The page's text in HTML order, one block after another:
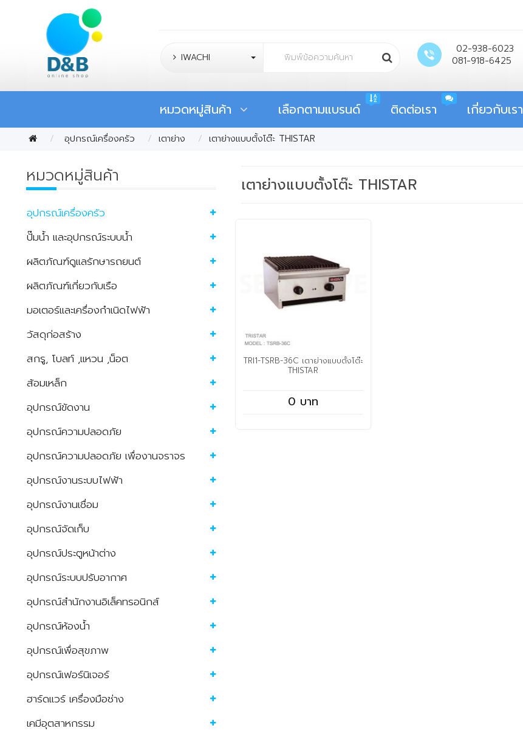
IWACHI
02-938-6023
081-918-6425
หมวดหมู่สินค้า เลือกตามแบรนด์ ติดต่อเรา เกี่ยวกับเรา
อุปกรณ์เครื่องครัว เตาย่าง เตาย่างแบบตั้งโต๊ะ THISTAR
หมวดหมู่สินค้า
อุปกรณ์เครื่องครัว
ปั๊มน้ำ และอุปกรณ์ระบบน้ำ
ผลิตภัณฑ์ดูแลรักษารถยนต์
ผลิตภัณฑ์เกี่ยวกับเรือ
มอเตอร์และเครื่องกำเนิดไฟฟ้า
วัสดุก่อสร้าง
สกรู, โบลท์ ,แหวน ,น็อต
ส้อมเหล็ก
อุปกรณ์ขัดงาน
อุปกรณ์ความปลอดภัย
อุปกรณ์ความปลอดภัย เพื่องานจราจร
อุปกรณ์งานระบบไฟฟ้า
อุปกรณ์งานเชื่อม
อุปกรณ์จัดเก็บ
อุปกรณ์ประตูหน้าต่าง
อุปกรณ์ระบบปรับอากาศ
อุปกรณ์สำนักงานอิเล็คทรอนิกส์
อุปกรณ์ห้องน้ำ
อุปกรณ์เพื่อสุขภาพ
อุปกรณ์เฟอร์นิเจอร์
ฮาร์ดแวร์ เครื่องมือช่าง
เคมีอุตสาหกรรม
เตาย่างแบบตั้งโต๊ะ THISTAR
TRI1-TSRB-36C เตาย่างแบบตั้งโต๊ะ
THISTAR
0 บาท